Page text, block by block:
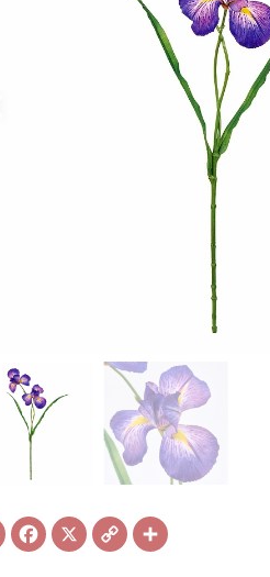
Line Facebook
X Copy
Link